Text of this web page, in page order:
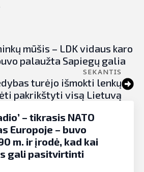
mūšis – LDK vidaus karo
palaužta Sapiegų galia
SEKANTIS
turėjo išmokti lenkų
pakrikštyti visą Lietuvą
– tikrasis NATO
Europoje – buvo
m. ir įrodė, kad kai
gali pasitvirtinti